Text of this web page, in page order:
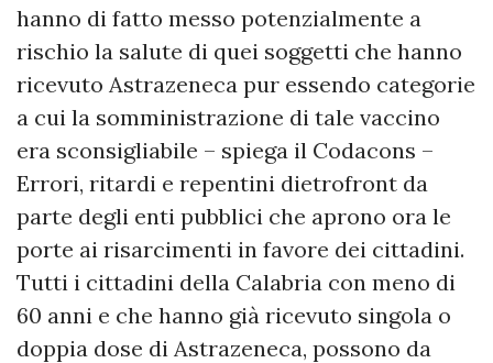
hanno di fatto messo potenzialmente a
rischio la salute di quei soggetti che hanno
ricevuto Astrazeneca pur essendo categorie
a cui la somministrazione di tale vaccino
era sconsigliabile – spiega il Codacons –
Errori, ritardi e repentini dietrofront da
parte degli enti pubblici che aprono ora le
porte ai risarcimenti in favore dei cittadini.
Tutti i cittadini della Calabria con meno di
60 anni e che hanno già ricevuto singola o
doppia dose di Astrazeneca, possono da